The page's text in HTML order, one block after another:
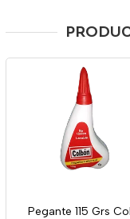
Pegante 115 Grs